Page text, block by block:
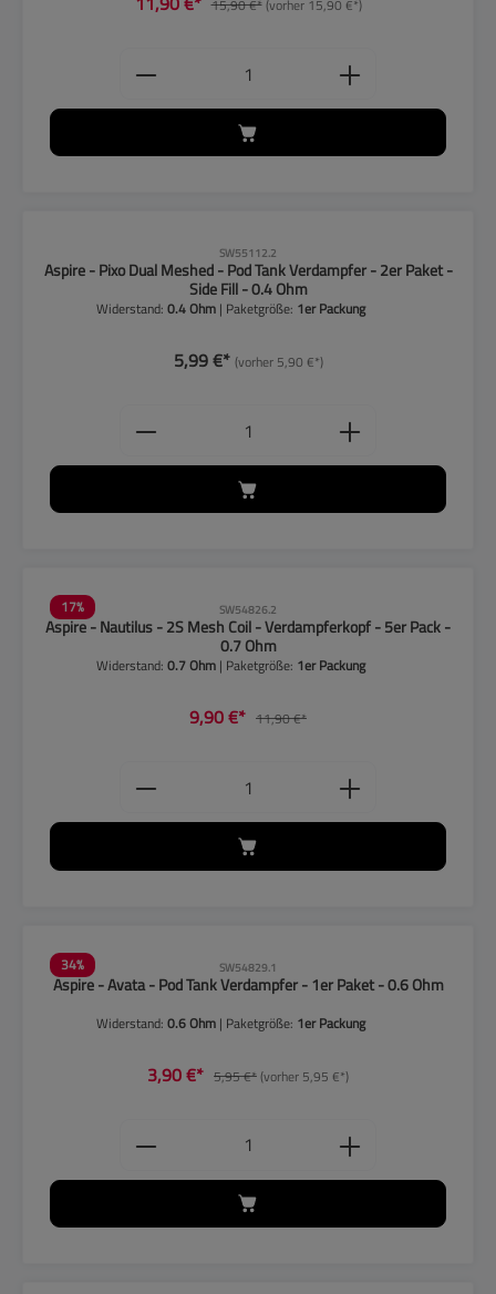
15,90 €*(vorher 15,90 €*)
Produkt Anzahl: Gib den
SW55112.2
Aspire - Pixo Dual Meshed - Pod Tank Verdampfer - 2er Paket -
Side Fill - 0.4 Ohm
Widerstand:0.4 Ohm | Paketgröße: 1er Packung
5,99 €* (vorher 5,90 €*)
Produkt Anzahl: Gib den
17% SW54826.2
Aspire - Nautilus - 2S Mesh Coil - Verdampferkopf - 5er Pack -
0.7 Ohm
Widerstand:0.7 Ohm | Paketgröße: 1er Packung
9,90 €* 11,90 €*
Produkt Anzahl: Gib den
34% SW54829.1
Aspire - Avata - Pod Tank Verdampfer - 1er Paket - 0.6 Ohm
Widerstand:0.6 Ohm | Paketgröße: 1er Packung
3,90 €* 5,95 €*(vorher 5,95 €*)
Produkt Anzahl: Gib den